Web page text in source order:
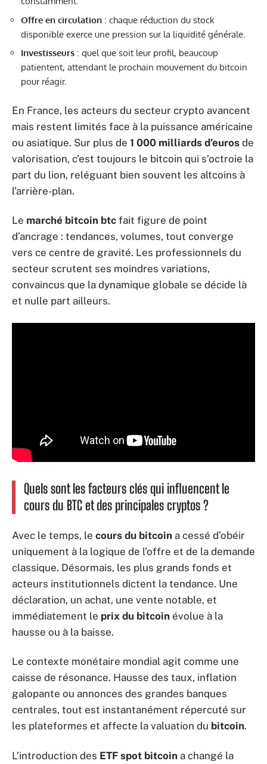
Offre en circulation : chaque réduction du stock
disponible exerce une pression sur la liquidité générale.
Investisseurs : quel que soit leur profil, beaucoup
patientent, attendant le prochain mouvement du bitcoin
pour réagir.
En France, les acteurs du secteur crypto avancent
mais restent limités face à la puissance américaine
ou asiatique. Sur plus de 1 000 milliards d’euros de
valorisation, c’est toujours le bitcoin qui s’octroie la
part du lion, reléguant bien souvent les altcoins à
l’arrière-plan.
Le marché bitcoin btc fait figure de point
d’ancrage : tendances, volumes, tout converge
vers ce centre de gravité. Les professionnels du
secteur scrutent ses moindres variations,
convaincus que la dynamique globale se décide là
et nulle part ailleurs.
Quels sont les facteurs clés qui influencent le
cours du BTC et des principales cryptos ?
Avec le temps, le cours du bitcoin a cessé d’obéir
uniquement à la logique de l’offre et de la demande
classique. Désormais, les plus grands fonds et
acteurs institutionnels dictent la tendance. Une
déclaration, un achat, une vente notable, et
immédiatement le prix du bitcoin évolue à la
hausse ou à la baisse.
Le contexte monétaire mondial agit comme une
caisse de résonance. Hausse des taux, inflation
galopante ou annonces des grandes banques
centrales, tout est instantanément répercuté sur
les plateformes et affecte la valuation du bitcoin.
L’introduction des ETF spot bitcoin a changé la